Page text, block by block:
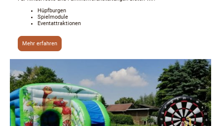
Hüpfburgen
Spielmodule
Eventattraktionen
Mehr erfahren